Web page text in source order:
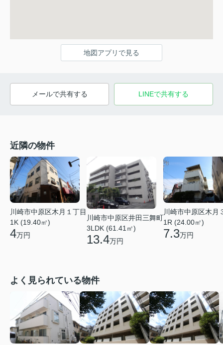
地図アプリで見る
メールで共有する LINEで共有する
近隣の物件
川崎市中原区木月１丁目
1K (19.40㎡)
4万円
川崎市中原区井田三舞町
3LDK (61.41㎡)
13.4万円
川崎市中原区木月
1R (24.00㎡)
7.3万円
よく見られている物件